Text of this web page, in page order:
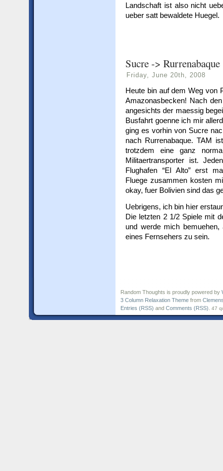
Landschaft ist also nicht
ueber satt bewaldete Huegel.
Sucre -> Rurrenabaque
Friday, June 20th, 2008
Heute bin auf dem Weg von
Amazonasbecken! Nach
angesichts der maessig
Busfahrt goenne ich mir
ging es vorhin von Sucre
nach Rurrenabaque. TAM
trotzdem eine ganz
Militaertransporter ist.
Flughafen “El Alto” erst
Fluege zusammen kosten
okay, fuer Bolivien sind das
Uebrigens, ich bin hier
Die letzten 2 1/2 Spiele mit
und werde mich
eines Fernsehers zu sein.
Random Thoughts is proudly powered by
3 Column Relaxation Theme from
Entries (RSS) and Comments (RSS) 47